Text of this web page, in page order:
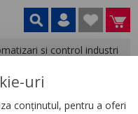
si control industrial
uri
conținutul, pentru a oferi